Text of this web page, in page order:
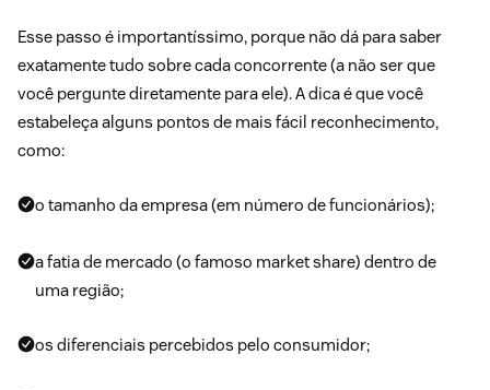
Esse passo é importantíssimo, porque não dá para saber
exatamente tudo sobre cada concorrente (a não ser que
você pergunte diretamente para ele). A dica é que você
estabeleça alguns pontos de mais fácil reconhecimento,
como:
o tamanho da empresa (em número de funcionários);
a fatia de mercado (o famoso market share) dentro de
uma região;
os diferenciais percebidos pelo consumidor;